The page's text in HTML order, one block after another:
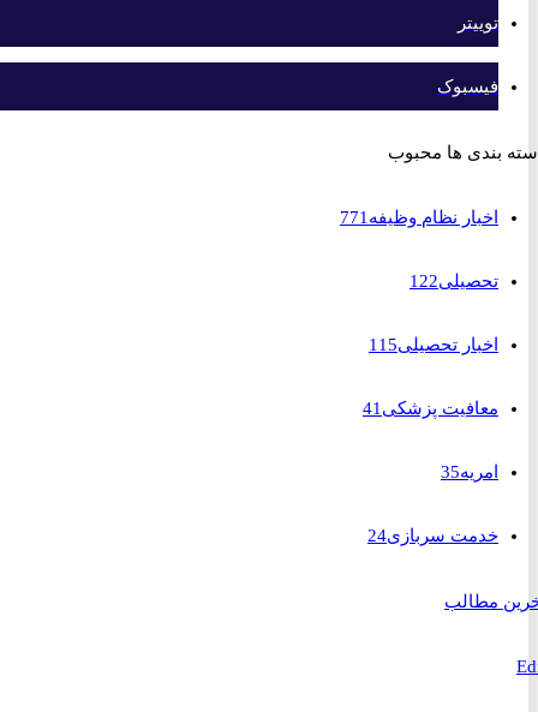
توییتر
فیسبوک
ها محبوب
اخبار نظام وظیفه771
تحصیلی122
اخبار تحصیلی115
معافیت پزشکی41
امریه 35
خدمت سربازی 24
مطالب